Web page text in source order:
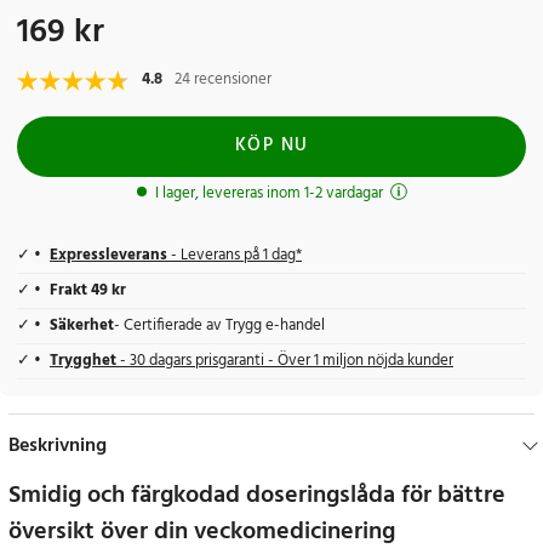
Pris:169 kr
169 kr
4.8 24 recensioner
KÖP NU
I lager, levereras inom 1-2 vardagar
Expressleverans- Leverans på 1 dag*
Frakt 49 kr
Säkerhet- Certifierade av Trygg e-handel
Trygghet- 30 dagars prisgaranti - Över 1 miljon nöjda kunder
Beskrivning
Smidig och färgkodad doseringslåda för bättre
översikt över din veckomedicinering